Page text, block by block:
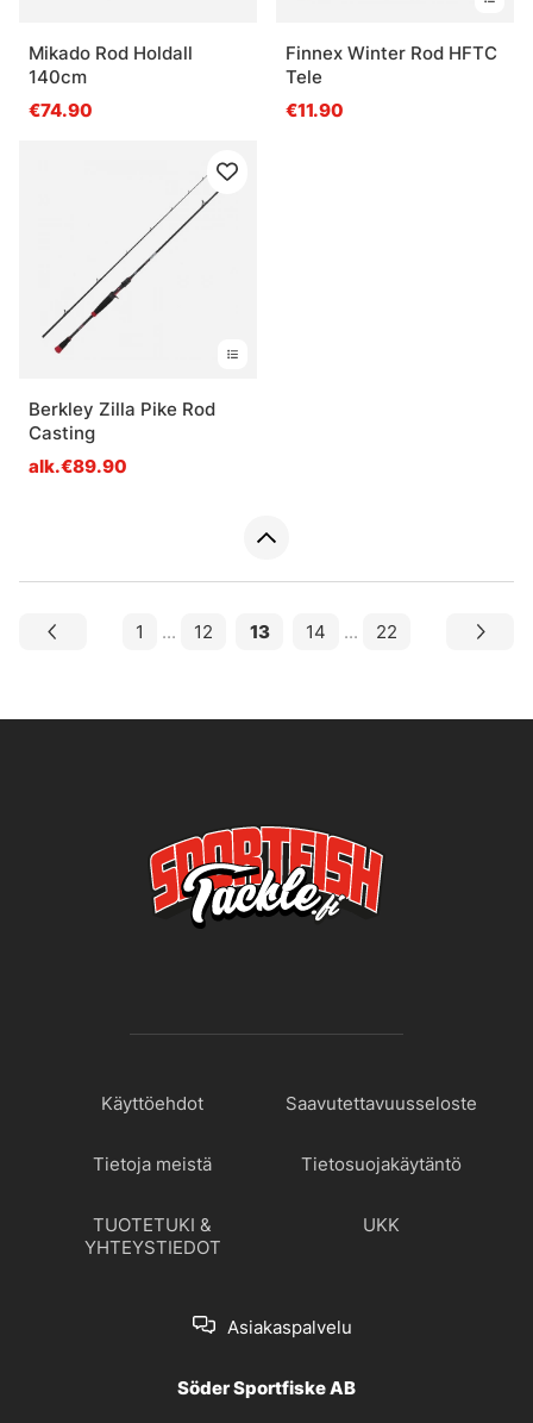
Mikado Rod Holdall
140cm
€74.90
Finnex Winter Rod HFTC
Tele
€11.90
Berkley Zilla Pike Rod
Casting
alk.€89.90
1 ... 12 13 14 ... 22
Käyttöehdot Saavutettavuusseloste
Tietoja meistä Tietosuojakäytäntö
TUOTETUKI &
YHTEYSTIEDOT
UKK
Asiakaspalvelu
Söder Sportfiske AB